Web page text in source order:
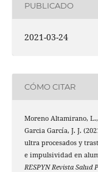
PUBLICADO
2021-03-24
CÓMO CITAR
Moreno Altamirano, L.,
Garcia García, J. J.
ultra procesados y
e impulsividad en
RESPYN Revista Salud